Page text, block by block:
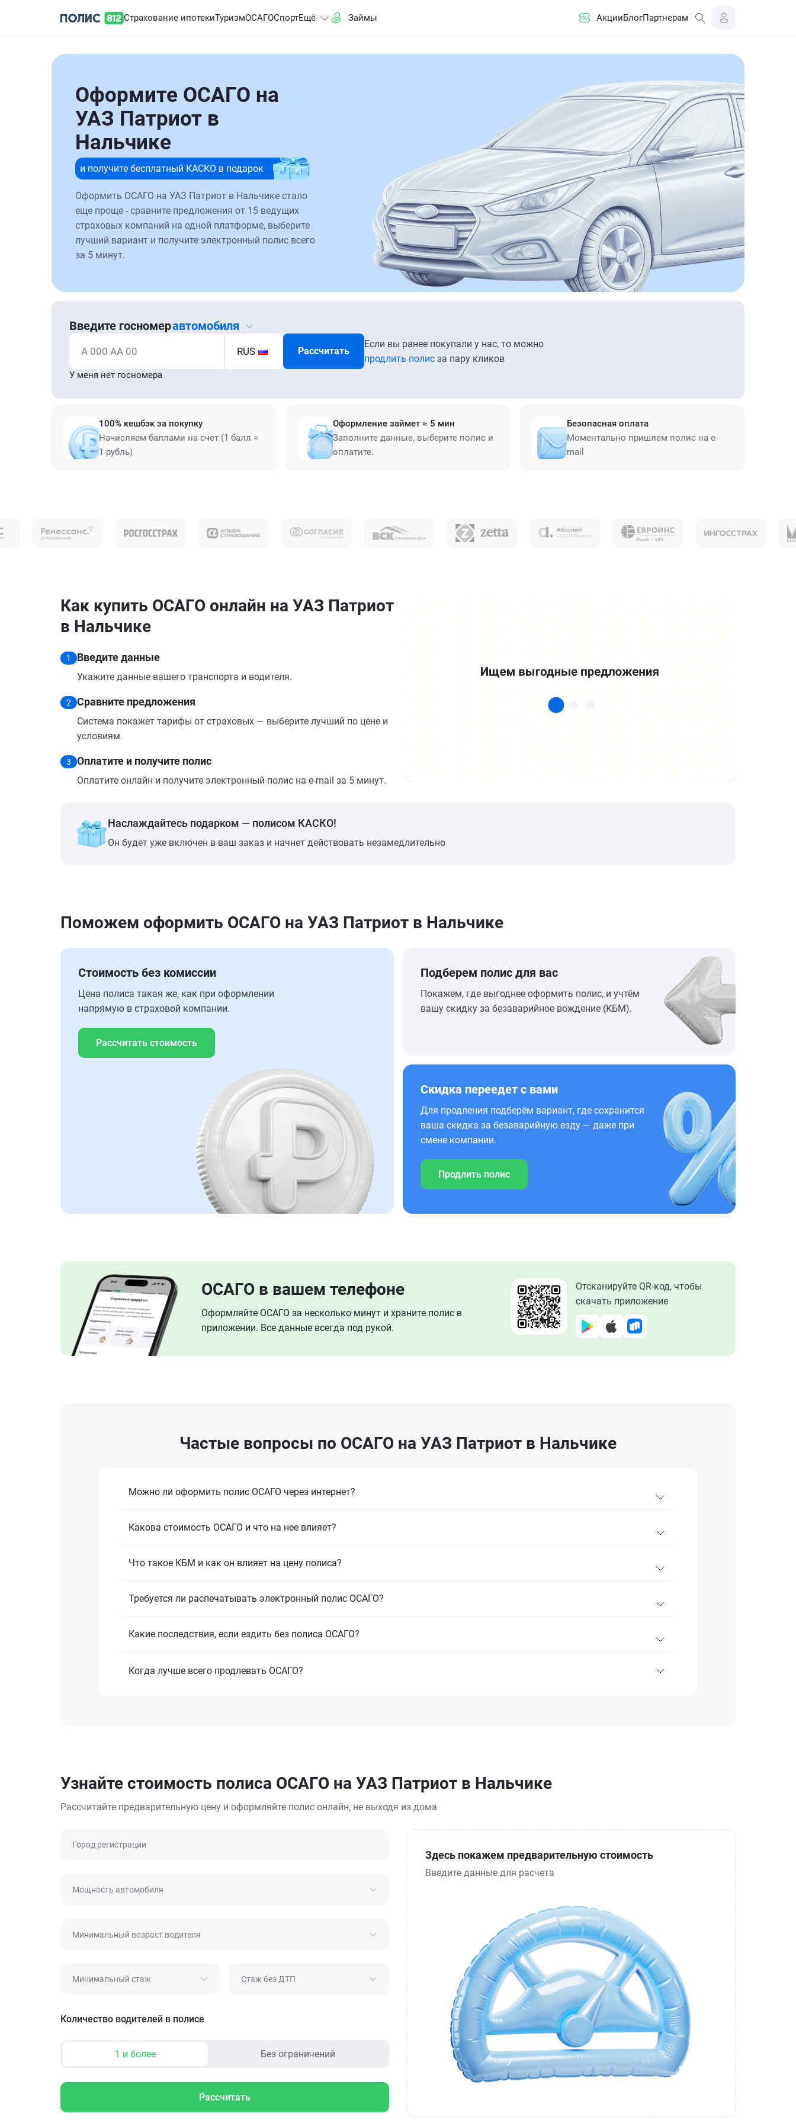
Страхование ипотекиТуризмОСАГОСпортЕщё Займы АкцииБлогПартнерам
Оформите ОСАГО на
УАЗ Патриот в
Нальчике
и получите бесплатный КАСКО в подарок
Оформить ОСАГО на УАЗ Патриот в Нальчике стало
еще проще - сравните предложения от 15 ведущих
страховых компаний на одной платформе, выберите
лучший вариант и получите электронный полис всего
за 5 минут.
Введите госномеравтомобиля
А 000 АА 00 RUS Рассчитать
Если вы ранее покупали у нас, то можно
продлить полис за пару кликов
У меня нет госномера
100% кешбэк за покупку
Начисляем баллами на счет (1 балл =
1 рубль)
Оформление займет ≈ 5 мин
Заполните данные, выберите полис и
оплатите.
Безопасная оплата
Моментально пришлем полис на e-
mail
Как купить ОСАГО онлайн на УАЗ Патриот
в Нальчике
1 Введите данные
Укажите данные вашего транспорта и водителя.
2 Сравните предложения
Система покажет тарифы от страховых — выберите лучший по цене и
условиям.
3 Оплатите и получите полис
Оплатите онлайн и получите электронный полис на e-mail за 5 минут.
Наслаждайтесь подарком — полисом КАСКО!
Он будет уже включен в ваш заказ и начнет действовать незамедлительно
Поможем оформить ОСАГО на УАЗ Патриот в Нальчике
Стоимость без комиссии
Цена полиса такая же, как при оформлении
напрямую в страховой компании.
Рассчитать стоимость
Подберем полис для вас
Покажем, где выгоднее оформить полис, и учтём
вашу скидку за безаварийное вождение (КБМ).
Скидка переедет с вами
Для продления подберём вариант, где сохранится
ваша скидка за безаварийную езду — даже при
смене компании.
Продлить полис
ОСАГО в вашем телефоне
Оформляйте ОСАГО за несколько минут и храните полис в
приложении. Все данные всегда под рукой.
Отсканируйте QR-код, чтобы
скачать приложение
Частые вопросы по ОСАГО на УАЗ Патриот в Нальчике
Можно ли оформить полис ОСАГО через интернет?
Какова стоимость ОСАГО и что на нее влияет?
Что такое КБМ и как он влияет на цену полиса?
Требуется ли распечатывать электронный полис ОСАГО?
Какие последствия, если ездить без полиса ОСАГО?
Когда лучше всего продлевать ОСАГО?
Узнайте стоимость полиса ОСАГО на УАЗ Патриот в Нальчике
Рассчитайте предварительную цену и оформляйте полис онлайн, не выходя из дома
Город регистрации
Мощность автомобиля
Минимальный возраст водителя
Минимальный стаж Стаж без ДТП
Количество водителей в полисе
1 и более Без ограничений
Рассчитать
Здесь покажем предварительную стоимость
Введите данные для расчета